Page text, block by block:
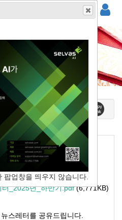
하반기 뉴스레터
01 08:19
744
_2025년_하반기.pdf(6,771KB)
스레터를 공유드립니다.
팝업창을 띄우지 않습니다.
팝업창을 띄우지 않습니다.
팝업창을 띄우지 않습니다.
팝업창을 띄우지 않습니다.